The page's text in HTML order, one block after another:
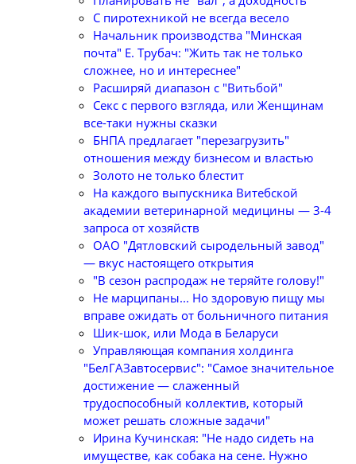
С пиротехникой не всегда весело
Начальник производства "Минская
почта" Е. Трубач: "Жить так не только
сложнее, но и интереснее"
Расширяй диапазон с "Витьбой"
Секс с первого взгляда, или Женщинам
все-таки нужны сказки
БНПА предлагает "перезагрузить"
отношения между бизнесом и властью
Золото не только блестит
На каждого выпускника Витебской
академии ветеринарной медицины — 3-4
запроса от хозяйств
ОАО "Дятловский сыродельный завод"
— вкус настоящего открытия
"В сезон распродаж не теряйте голову!"
Не марципаны... Но здоровую пищу мы
вправе ожидать от больничного питания
Шик-шок, или Мода в Беларуси
Управляющая компания холдинга
"БелГАЗавтосервис": "Самое значительное
достижение — слаженный
трудоспособный коллектив, который
может решать сложные задачи"
Ирина Кучинская: "Не надо сидеть на
имуществе, как собака на сене. Нужно